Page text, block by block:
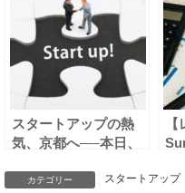
スタートアップの熱
気、京都へ──本日、
最
カテゴリー スタートアップ